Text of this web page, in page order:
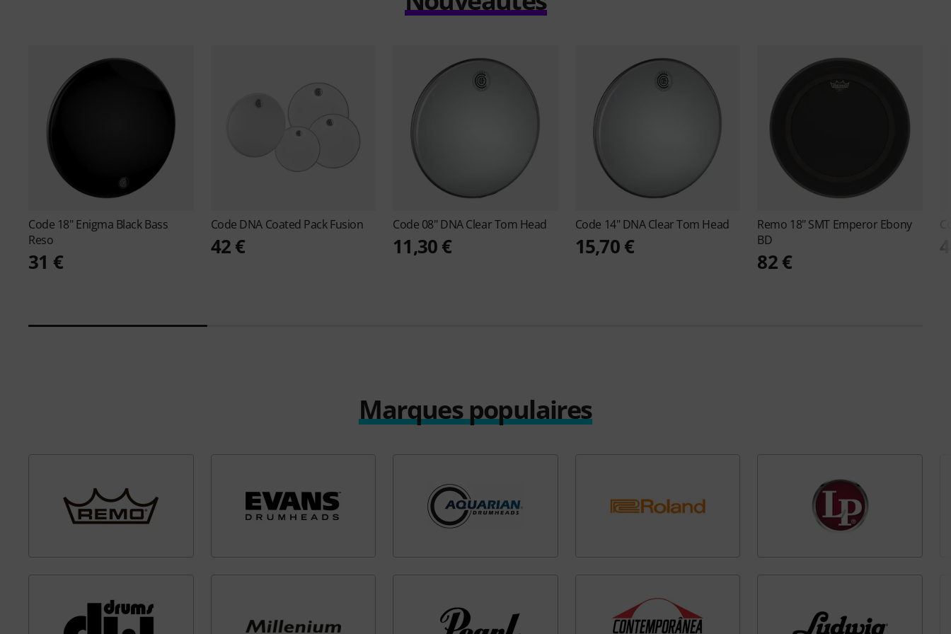
Code 18" Enigma Black Bass
Reso
31 €
Code DNA Coated Pack Fusion
42 €
Code 08" DNA Clear Tom Head
11,30 €
Code 14" DNA Clear Tom Head
15,70 €
Remo 18" SMT Emperor Ebony
BD
82 €
Marques populaires